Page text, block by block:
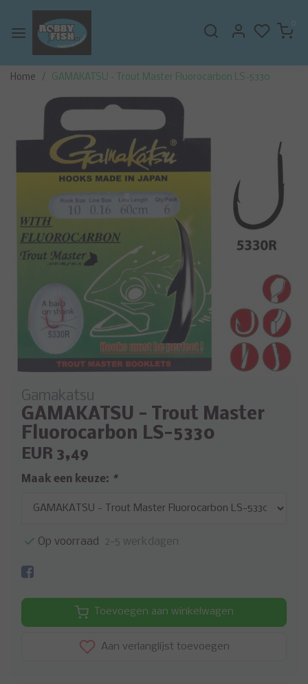
0
Home GAMAKATSU - Trout Master Fluorocarbon LS-5330
Gamakatsu
GAMAKATSU - Trout Master
Fluorocarbon LS-5330
EUR 3,49
Maak een keuze: *
Op voorraad 2-5 werkdagen
Toevoegen aan winkelwagen
Aan verlanglijst toevoegen